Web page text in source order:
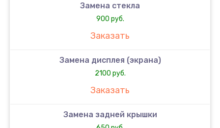
Замена стекла
900 руб.
Заказать
Замена дисплея (экрана)
2100 руб.
Заказать
Замена задней крышки